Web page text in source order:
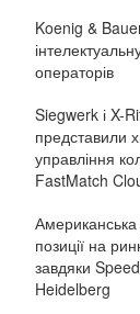
Koenig &
операторів
Siegwerk і X-
представили
управління
FastMatch
позиції на
завдяки
Heidelberg